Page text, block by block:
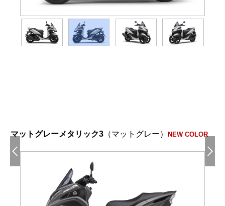
マットグレーメタリック3 （マットグレー） NEW COLOR